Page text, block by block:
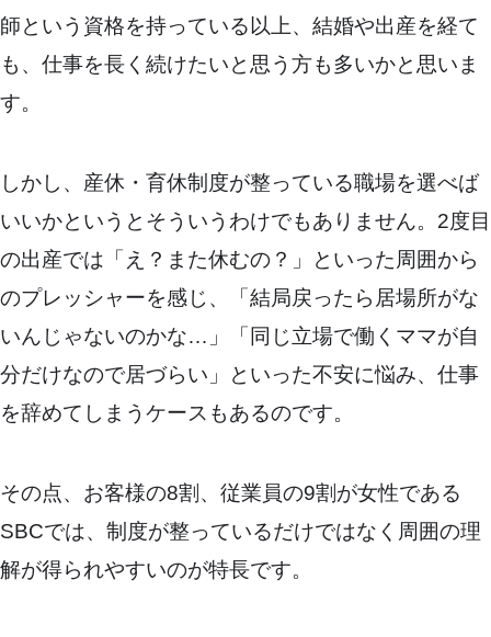
師という資格を持っている以上、結婚や出産を経て
も、仕事を長く続けたいと思う方も多いかと思いま
す。
しかし、産休・育休制度が整っている職場を選べば
いいかというとそういうわけでもありません。2度目
の出産では「え？また休むの？」といった周囲から
のプレッシャーを感じ、「結局戻ったら居場所がな
いんじゃないのかな…」「同じ立場で働くママが自
分だけなので居づらい」といった不安に悩み、仕事
を辞めてしまうケースもあるのです。
その点、お客様の8割、従業員の9割が女性である
SBCでは、制度が整っているだけではなく周囲の理
解が得られやすいのが特長です。